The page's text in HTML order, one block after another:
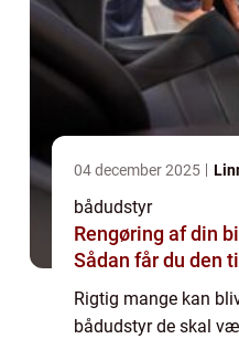
04 december 2025
bådudstyr
Rengøring af din
Sådan får du den
Rigtig mange kan
bådudstyr de skal